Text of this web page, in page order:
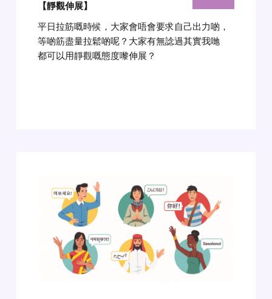
【靜觀伸展】
平日拉筋嘅時候，大家會唔會要求自己出力啲，
等啲筋盡量拉鬆啲呢？大家有無諗過其實我哋
都可以用靜觀嘅態度嚟伸展？